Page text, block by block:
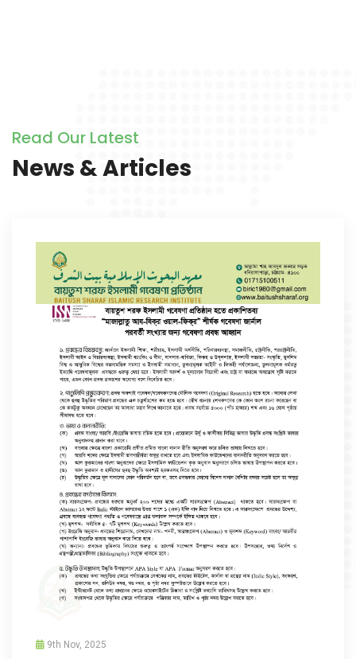
Read Our Latest
News & Articles
9th Nov, 2025